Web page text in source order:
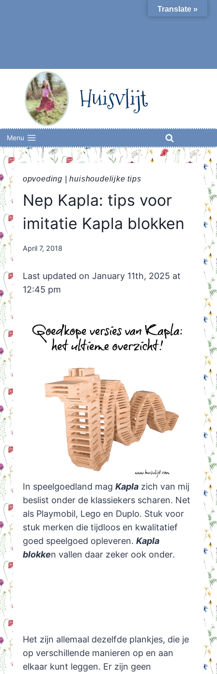
Huisvlijt
Menu
opvoeding |huishoudelijke tips
Nep Kapla: tips voor
imitatie Kapla blokken
By
April 7, 2018
Last updated on January 11th, 2025 at
12:45 pm
In speelgoedland mag Kaplazich van mij
beslist onder de klassiekers scharen. Net
als Playmobil, Lego en Duplo. Stuk voor
stuk merken die tijdloos en kwalitatief
goed speelgoed opleveren. Kapla
blokken vallen daar zeker ook onder.
Het zijn allemaal dezelfde plankjes, die je
op verschillende manieren op en aan
elkaar kunt leggen. Er zijn geen
Translate »